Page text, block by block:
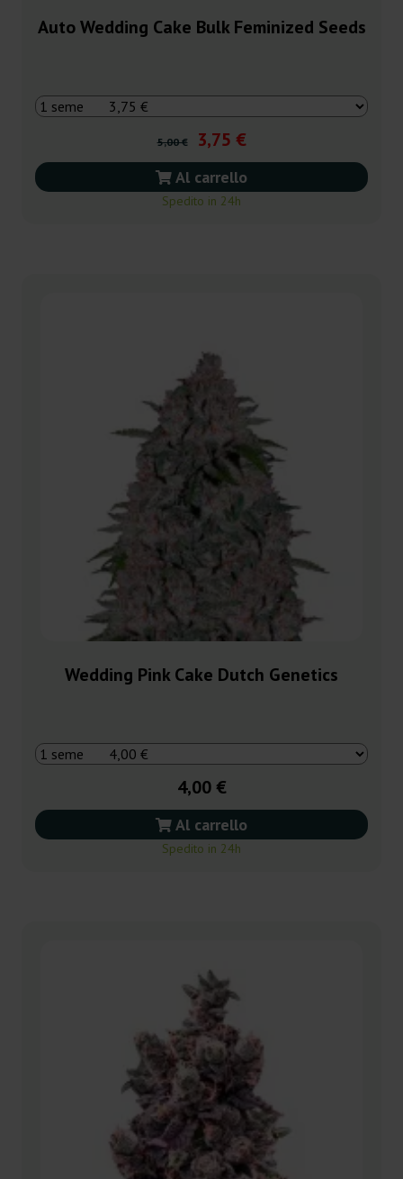
Auto Wedding Cake Bulk Feminized Seeds
5,00 € 3,75 €
Al carrello
Spedito in 24h
Wedding Pink Cake Dutch Genetics
4,00 €
Al carrello
Spedito in 24h